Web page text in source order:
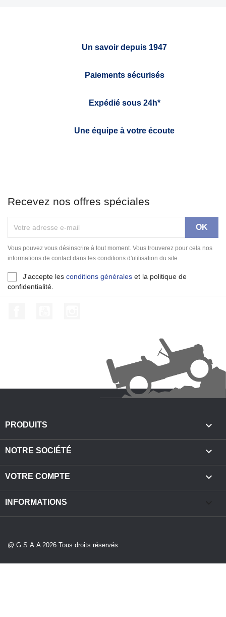
Un savoir depuis 1947
Paiements sécurisés
Expédié sous 24h*
Une équipe à votre écoute
Recevez nos offres spéciales
Vous pouvez vous désinscrire à tout moment. Vous trouverez pour cela nos
informations de contact dans les conditions d'utilisation du site.
J'accepte les conditions générales et la politique de
confidentialité.
PRODUITS 
NOTRE SOCIÉTÉ 
VOTRE COMPTE 
INFORMATIONS
@ G.S.A.A 2026 Tous droits réservés